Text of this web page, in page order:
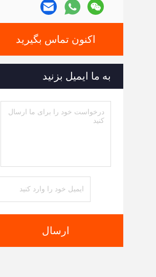
اکنون تماس بگیرید
به ما ایمیل بزنید
ارسال